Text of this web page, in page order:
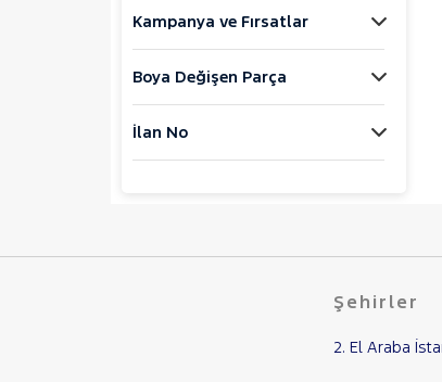
NISSAN
OPEL
PEUGEOT
Kampanya ve Fırsatlar
Boya Değişen Parça
İlan No
Şehirler
2. El Araba